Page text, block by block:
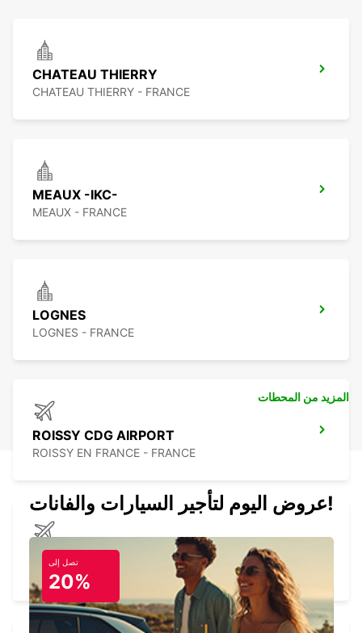
CHATEAU THIERRY
CHATEAU THIERRY - FRANCE
MEAUX -IKC-
MEAUX - FRANCE
LOGNES
LOGNES - FRANCE
ROISSY CDG AIRPORT
ROISSY EN FRANCE - FRANCE
PARIS CDG TERM 1-IKC- *RY*
ROISSY EN FRANCE - FRANCE
المزيد من المحطات
عروض اليوم لتأجير السيارات والفانات!
تصل إلى
20%